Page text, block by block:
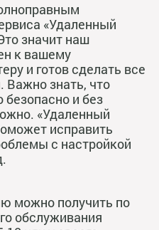
«Удаленный
значит наш
к вашему
и готов сделать все
Важно знать, что
и без
«Удаленный
исправить
с настройкой
можно получить по
обслуживания